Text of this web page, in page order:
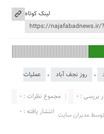
لینک کوتاه
، روز نجف آباد ،
عملیات
مجموع نظرات : 0
بررسی : 0
انتشار یافته : 0 مدیران سایت